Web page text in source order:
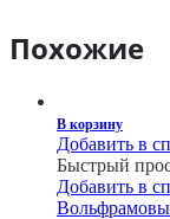
Похожие
В корзину
Добавить в
Быстрый
Добавить в